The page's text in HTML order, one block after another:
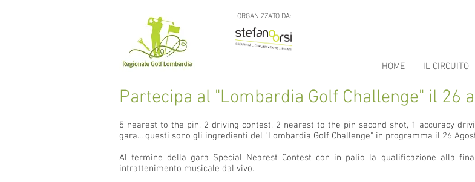
ORGANIZZATO DA:
HOME IL CIRCUITO
Partecipa al "Lombardia Golf Challenge" il 26
5 nearest to the pin, 2 driving contest, 2 nearest to the pin second shot, 1 accuracy
gara... questi sono gli ingredienti del "Lombardia Golf Challenge" in programma il 26
Al termine della gara Special Nearest Contest con in palio la qualificazione alla
intrattenimento musicale dal vivo.